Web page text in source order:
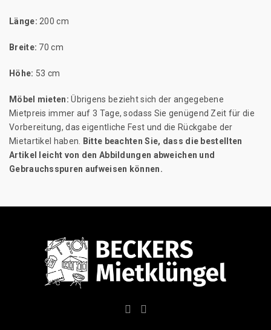
Länge: 200 cm
Breite: 70 cm
Höhe: 53 cm
Möbel mieten:Übrigens bezieht sich der angegebene
Mietpreis immer auf 3 Tage, sodass Sie genügend Zeit für die
Vorbereitung, das eigentliche Fest und die Rückgabe der
Mietartikel haben.
Bitte beachten Sie, dass die bestellten
Artikel leicht von den Abbildungen abweichen und
Gebrauchsspuren aufweisen können.